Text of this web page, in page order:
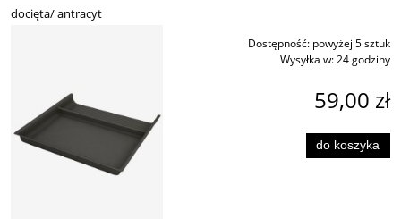
docięta/ antracyt
Dostępność: powyżej 5 sztuk
Wysyłka w:24 godziny
59,00 zł
do koszyka